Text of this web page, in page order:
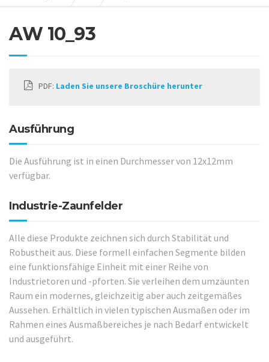
AW 10_93
PDF: Laden Sie unsere Broschüre herunter
Ausführung
Die Ausführung ist in einen Durchmesser von 12x12mm
verfügbar.
Industrie-Zaunfelder
Alle diese Produkte zeichnen sich durch Stabilität und
Robustheit aus. Diese formell einfachen Segmente bilden
eine funktionsfähige Einheit mit einer Reihe von
Industrietoren und -pforten. Sie verleihen dem umzäunten
Raum ein modernes, gleichzeitig aber auch zeitgemäßes
Aussehen. Erhältlich in vielen typischen Ausmaßen oder im
Rahmen eines Ausmaßbereiches je nach Bedarf entwickelt
und ausgeführt.